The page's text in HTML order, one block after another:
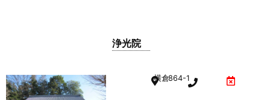
浄光院
横倉864-1